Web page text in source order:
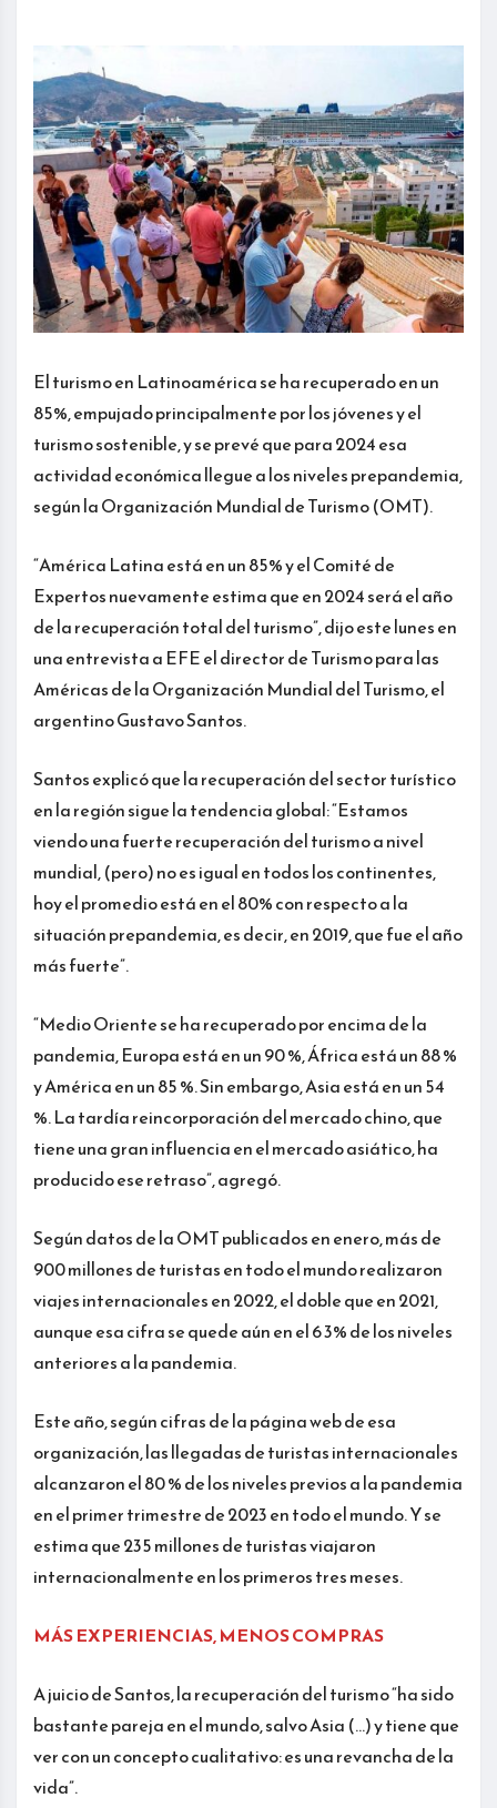
El turismo en Latinoamérica se ha recuperado en un
85%, empujado principalmente por los jóvenes y el
turismo sostenible, y se prevé que para 2024 esa
actividad económica llegue a los niveles prepandemia,
según la Organización Mundial de Turismo (OMT).
“América Latina está en un 85% y el Comité de
Expertos nuevamente estima que en 2024 será el año
de la recuperación total del turismo”, dijo este lunes en
una entrevista a EFE el director de Turismo para las
Américas de la Organización Mundial del Turismo, el
argentino Gustavo Santos.
Santos explicó que la recuperación del sector turístico
en la región sigue la tendencia global: “Estamos
viendo una fuerte recuperación del turismo a nivel
mundial, (pero) no es igual en todos los continentes,
hoy el promedio está en el 80% con respecto a la
situación prepandemia, es decir, en 2019, que fue el año
más fuerte”.
“Medio Oriente se ha recuperado por encima de la
pandemia, Europa está en un 90 %, África está un 88 %
y América en un 85 %. Sin embargo, Asia está en un 54
%. La tardía reincorporación del mercado chino, que
tiene una gran influencia en el mercado asiático, ha
producido ese retraso”, agregó.
Según datos de la OMT publicados en enero, más de
900 millones de turistas en todo el mundo realizaron
viajes internacionales en 2022, el doble que en 2021,
aunque esa cifra se quede aún en el 6 3% de los niveles
anteriores a la pandemia.
Este año, según cifras de la página web de esa
organización, las llegadas de turistas internacionales
alcanzaron el 80 % de los niveles previos a la pandemia
en el primer trimestre de 2023 en todo el mundo. Y se
estima que 235 millones de turistas viajaron
internacionalmente en los primeros tres meses.
MÁS EXPERIENCIAS, MENOS COMPRAS
A juicio de Santos, la recuperación del turismo “ha sido
bastante pareja en el mundo, salvo Asia (…) y tiene que
ver con un concepto cualitativo: es una revancha de la
vida”.